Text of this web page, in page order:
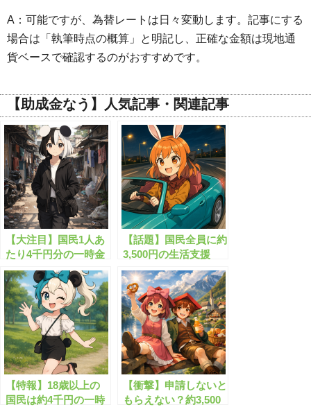
A：可能ですが、為替レートは日々変動します。記事にする
場合は「執筆時点の概算」と明記し、正確な金額は現地通
貨ベースで確認するのがおすすめです。
【助成金なう】人気記事・関連記事
【大注目】国民1人あ
たり4千円分の一時金
がもらえます！
【話題】国民全員に約
3,500円の生活支援
金！
【特報】18歳以上の
国民は約4千円の一時
【衝撃】申請しないと
もらえない？約3,500